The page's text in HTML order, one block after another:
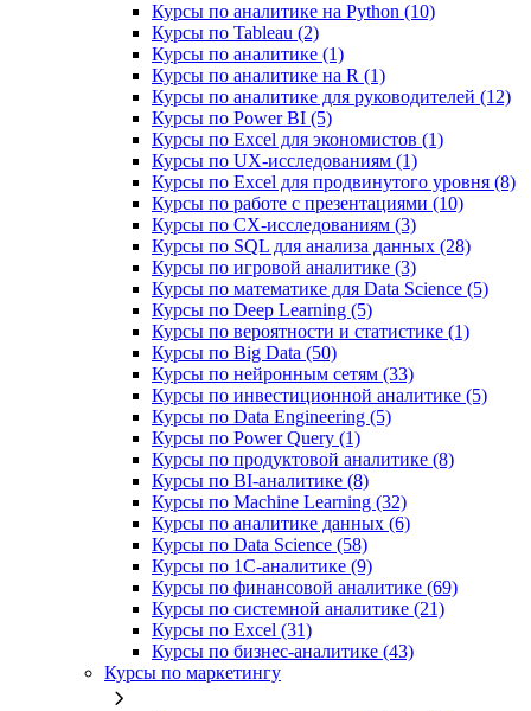
Курсы по аналитике на Python (10)
Курсы по Tableau (2)
Курсы по аналитике (1)
Курсы по аналитике на R (1)
Курсы по аналитике для руководителей (12)
Курсы по Power BI (5)
Курсы по Excel для экономистов (1)
Курсы по UX‑исследованиям (1)
Курсы по Excel для продвинутого уровня (8)
Курсы по работе с презентациями (10)
Курсы по CX-исследованиям (3)
Курсы по SQL для анализа данных (28)
Курсы по игровой аналитике (3)
Курсы по математике для Data Science (5)
Курсы по Deep Learning (5)
Курсы по вероятности и статистике (1)
Курсы по Big Data (50)
Курсы по нейронным сетям (33)
Курсы по инвестиционной аналитике (5)
Курсы по Data Engineering (5)
Курсы по Power Query (1)
Курсы по продуктовой аналитике (8)
Курсы по BI‑аналитике (8)
Курсы по Machine Learning (32)
Курсы по аналитике данных (6)
Курсы по Data Science (58)
Курсы по 1С‑аналитике (9)
Курсы по финансовой аналитике (69)
Курсы по системной аналитике (21)
Курсы по Excel (31)
Курсы по бизнес‑аналитике (43)
Курсы по маркетингу